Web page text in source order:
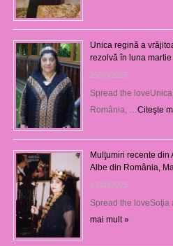
Unica regină a
rezolvă în luna
25/09/2025
Spread the
România, …Citeşte
Mulţumiri recente
Albe din România,
23/08/2025
Spread the
mai mult »